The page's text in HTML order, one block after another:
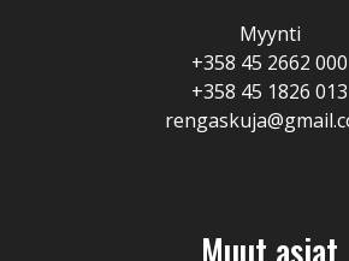
Myynti
+358 45 2662 000
+358 45 1826 013
Muut asiat